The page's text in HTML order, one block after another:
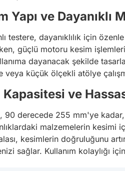
Yapı ve Dayanıklı
testere, dayanıklılık için
güçlü motoru kesim
dayanacak şekilde
veya küçük ölçekli atölye
Kapasitesi ve
90 derecede 255 mm'ye
malzemelerin kesimi
kesimlerin doğruluğunu
sağlar. Kullanım kolaylığı